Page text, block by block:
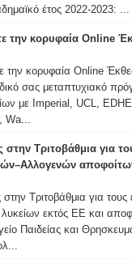
έτος 2022-2023: ...
την κορυφαία Online
την κορυφαία Online
δικό σας μεταπτυχιακό
με Imperial, UCL,
Wa...
στην Τριτοβάθμια για
Τριτοβάθμια για
εκτός ΕΕ και
Παιδείας και